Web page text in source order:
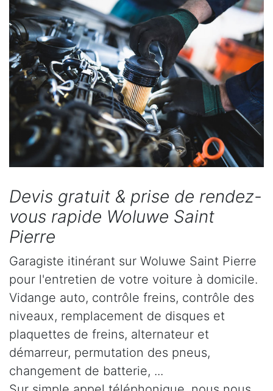
Devis gratuit & prise de rendez-
vous rapide Woluwe Saint
Pierre
Garagiste itinérant sur Woluwe Saint Pierre
pour l'entretien de votre voiture à domicile.
Vidange auto, contrôle freins, contrôle des
niveaux, remplacement de disques et
plaquettes de freins, alternateur et
démarreur, permutation des pneus,
changement de batterie, ...